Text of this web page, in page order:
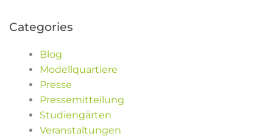
Categories
Blog
Modellquartiere
Presse
Pressemitteilung
Studiengärten
Veranstaltungen